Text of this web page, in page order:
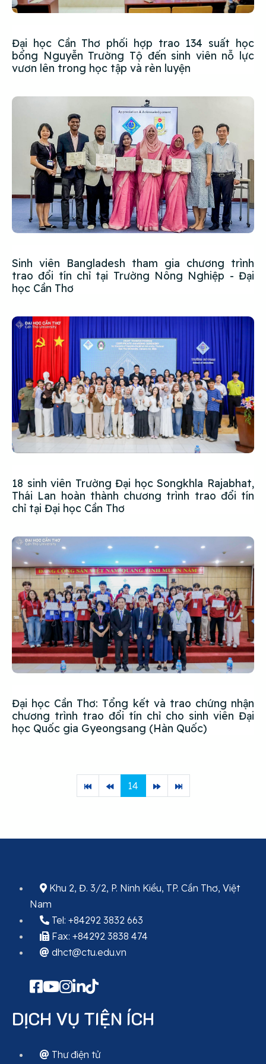
Đại học Cần Thơ phối hợp trao 134 suất học
bổng Nguyễn Trường Tộ đến sinh viên nỗ lực
vươn lên trong học tập và rèn luyện
Sinh viên Bangladesh tham gia chương trình
trao đổi tín chỉ tại Trường Nông Nghiệp - Đại
học Cần Thơ
18 sinh viên Trường Đại học Songkhla Rajabhat,
Thái Lan hoàn thành chương trình trao đổi tín
chỉ tại Đại học Cần Thơ
Đại học Cần Thơ: Tổng kết và trao chứng nhận
chương trình trao đổi tín chỉ cho sinh viên Đại
học Quốc gia Gyeongsang (Hàn Quốc)
14
Khu 2, Đ. 3/2, P. Ninh Kiều, TP. Cần Thơ, Việt
Nam
Tel: +84292 3832 663
Fax: +84292 3838 474
dhct@ctu.edu.vn
DỊCH VỤ TIỆN ÍCH
Thư điện tử